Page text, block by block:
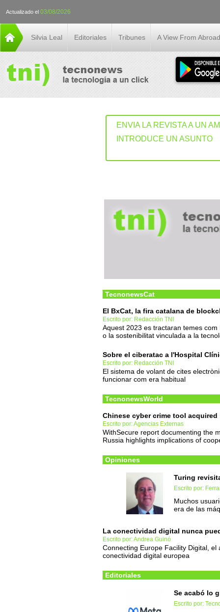
Actualizado el 03/08/2026
Silvia Leal Editoriales Tribunes A View From Abroad
ENVIA LA REVISTA A UN
INTRODUCE UN ASUNTO
TecnonewsCat
El BxCat, la fira catalana de
Escrito por: Redacción TNI
Aquest 2023 es tractaran temes
o la sostenibilitat vinculada a la
Sobre el ciberatac a l'Hospital
Escrito por: Redacción TNI
El sistema de volant de cites
funcionar com era habitual
TecnonewsWorld
Chinese cyber crime tool
Escrito por: Agencias Externas
WithSecure report documenting the
Russia highlights implications of
Opiniones
Turing
Escrito por:
Muchos
era de las
La conectividad digital nunca
Escrito por: Andrea Guinó
Connecting Europe Facility Digital,
conectividad digital europea
Editoriales
Se acabó lo
Escrito por: